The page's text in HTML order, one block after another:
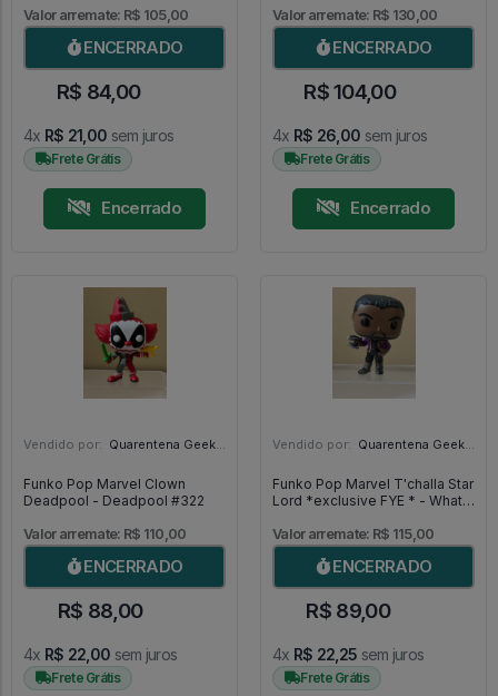
Valor arremate: R$ 105,00
ENCERRADO
R$ 84,00
4x R$ 21,00 sem juros
Frete Grátis
Encerrado
Of The Ten Rings #853
Valor arremate: R$ 130,00
ENCERRADO
R$ 104,00
4x R$ 26,00 sem juros
Frete Grátis
Encerrado
Vendido por: Quarentena Geek Store - SP
Funko Pop Marvel Clown
Deadpool - Deadpool #322
Valor arremate: R$ 110,00
ENCERRADO
R$ 88,00
4x R$ 22,00 sem juros
Frete Grátis
Vendido por: Quarentena Geek Store - SP
Funko Pop Marvel T'challa Star
Lord *exclusive FYE * - What If
Valor arremate: R$ 115,00
ENCERRADO
R$ 89,00
4x R$ 22,25 sem juros
Frete Grátis